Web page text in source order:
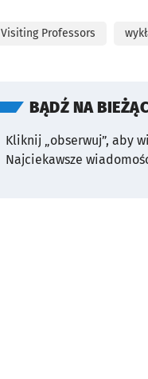
Visiting Professors
BĄDŹ NA
Kliknij „obserwuj”, aby
Najciekawsze